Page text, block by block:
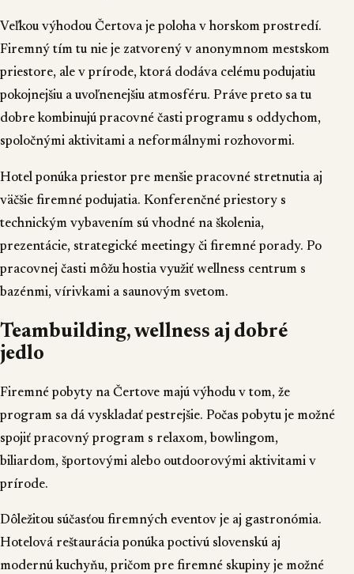
Veľkou výhodou Čertova je poloha v horskom prostredí.
Firemný tím tu nie je zatvorený v anonymnom mestskom
priestore, ale v prírode, ktorá dodáva celému podujatiu
pokojnejšiu a uvoľnenejšiu atmosféru. Práve preto sa tu
dobre kombinujú pracovné časti programu s oddychom,
spoločnými aktivitami a neformálnymi rozhovormi.
Hotel ponúka priestor pre menšie pracovné stretnutia aj
väčšie firemné podujatia. Konferenčné priestory s
technickým vybavením sú vhodné na školenia,
prezentácie, strategické meetingy či firemné porady. Po
pracovnej časti môžu hostia využiť wellness centrum s
bazénmi, vírivkami a saunovým svetom.
Teambuilding, wellness aj dobré
jedlo
Firemné pobyty na Čertove majú výhodu v tom, že
program sa dá vyskladať pestrejšie. Počas pobytu je možné
spojiť pracovný program s relaxom, bowlingom,
biliardom, športovými alebo outdoorovými aktivitami v
prírode.
Dôležitou súčasťou firemných eventov je aj gastronómia.
Hotelová reštaurácia ponúka poctivú slovenskú aj
modernú kuchyňu, pričom pre firemné skupiny je možné